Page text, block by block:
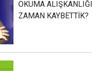
OKUMA
ZAMAN KAYBETTİK?